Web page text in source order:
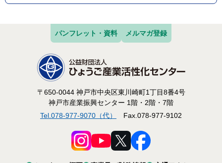
パンフレット・資料 メルマガ登録
〒650-0044 神戸市中央区東川崎町1丁目8番4号
神戸市産業振興センター 1階・2階・7階
Tel.078-977-9070（代）
Fax.078-977-9102